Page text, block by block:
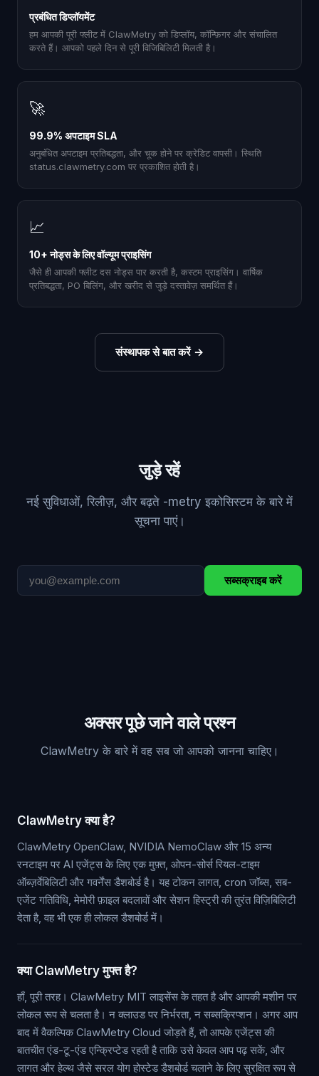
प्रबंधित डिप्लॉयमेंट
हम आपकी पूरी फ्लीट में ClawMetry को डिप्लॉय, कॉन्फ़िगर और संचालित
करते हैं। आपको पहले दिन से पूरी विजिबिलिटी मिलती है।
🚀
99.9% अपटाइम SLA
अनुबंधित अपटाइम प्रतिबद्धता, और चूक होने पर क्रेडिट वापसी। स्थिति
status.clawmetry.com पर प्रकाशित होती है।
📈
10+ नोड्स के लिए वॉल्यूम प्राइसिंग
जैसे ही आपकी फ्लीट दस नोड्स पार करती है, कस्टम प्राइसिंग। वार्षिक
प्रतिबद्धता, PO बिलिंग, और खरीद से जुड़े दस्तावेज़ समर्थित हैं।
संस्थापक से बात करें→
जुड़े रहें
नई सुविधाओं, रिलीज़, और बढ़ते -metry इकोसिस्टम के बारे में
सूचना पाएं।
सब्सक्राइब करें
अक्सर पूछे जाने वाले प्रश्न
ClawMetry के बारे में वह सब जो आपको जानना चाहिए।
ClawMetry क्या है?
ClawMetry OpenClaw, NVIDIA NemoClaw और 15 अन्य
रनटाइम पर AI एजेंट्स के लिए एक मुफ़्त, ओपन-सोर्स रियल-टाइम
ऑब्ज़र्वेबिलिटी और गवर्नेंस डैशबोर्ड है। यह टोकन लागत, cron जॉब्स, सब-
एजेंट गतिविधि, मेमोरी फ़ाइल बदलावों और सेशन हिस्ट्री की तुरंत विज़िबिलिटी
देता है, वह भी एक ही लोकल डैशबोर्ड में।
क्या ClawMetry मुफ्त है?
हाँ, पूरी तरह। ClawMetry MIT लाइसेंस के तहत है और आपकी मशीन पर
लोकल रूप से चलता है। न क्लाउड पर निर्भरता, न सब्सक्रिप्शन। अगर आप
बाद में वैकल्पिक ClawMetry Cloud जोड़ते हैं, तो आपके एजेंट्स की
बातचीत एंड-टू-एंड एन्क्रिप्टेड रहती है ताकि उसे केवल आप पढ़ सकें, और
लागत और हेल्थ जैसे सरल योग होस्टेड डैशबोर्ड चलाने के लिए सुरक्षित रूप से